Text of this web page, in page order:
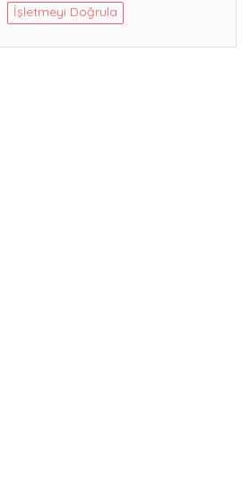
İşletmeyi Doğrula